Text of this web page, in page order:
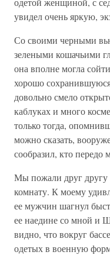
увидел очень яркую,
Со своими черными
зелеными кошачьими
она вполне могла
хорошо
довольно смело
каблуках и много
только тогда,
можно сказать,
сообразил, кто передо
Мы пожали друг другу
комнату. К моему
ее мужчин шагнул
ее наедине со мной и
видно, что вокруг
одетых в военную